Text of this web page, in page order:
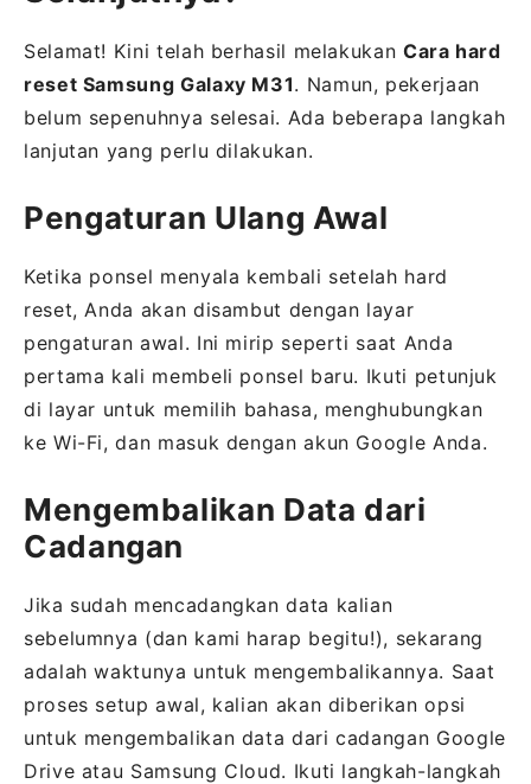
Selamat! Kini telah berhasil melakukan Cara hard
reset Samsung Galaxy M31. Namun, pekerjaan
belum sepenuhnya selesai. Ada beberapa langkah
lanjutan yang perlu dilakukan.
Pengaturan Ulang Awal
Ketika ponsel menyala kembali setelah hard
reset, Anda akan disambut dengan layar
pengaturan awal. Ini mirip seperti saat Anda
pertama kali membeli ponsel baru. Ikuti petunjuk
di layar untuk memilih bahasa, menghubungkan
ke Wi-Fi, dan masuk dengan akun Google Anda.
Mengembalikan Data dari
Cadangan
Jika sudah mencadangkan data kalian
sebelumnya (dan kami harap begitu!), sekarang
adalah waktunya untuk mengembalikannya. Saat
proses setup awal, kalian akan diberikan opsi
untuk mengembalikan data dari cadangan Google
Drive atau Samsung Cloud. Ikuti langkah-langkah